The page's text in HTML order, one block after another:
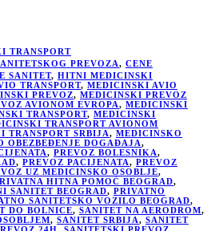
TRANSPORT
PREVOZA, CENE
SANITET, HITNI MEDICINSKI
TRANSPORT, MEDICINSKI AVIO
PREVOZ, MEDICINSKI PREVOZ
AVIONOM EVROPA, MEDICINSKI
TRANSPORT, MEDICINSKI
TRANSPORT AVIONOM
TRANSPORT SRBIJA, MEDICINSKO
OBEZBEĐENJE DOGAĐAJA,
, PREVOZ BOLESNIKA,
, PREVOZ PACIJENATA, PREVOZ
UZ MEDICINSKO OSOBLJE,
HITNA POMOĆ BEOGRAD,
SANITET BEOGRAD, PRIVATNO
SANITETSKO VOZILO BEOGRAD,
DO BOLNICE, SANITET NA AERODROM,
, SANITET SRBIJA, SANITET
24H, SANITETSKI PREVOZ